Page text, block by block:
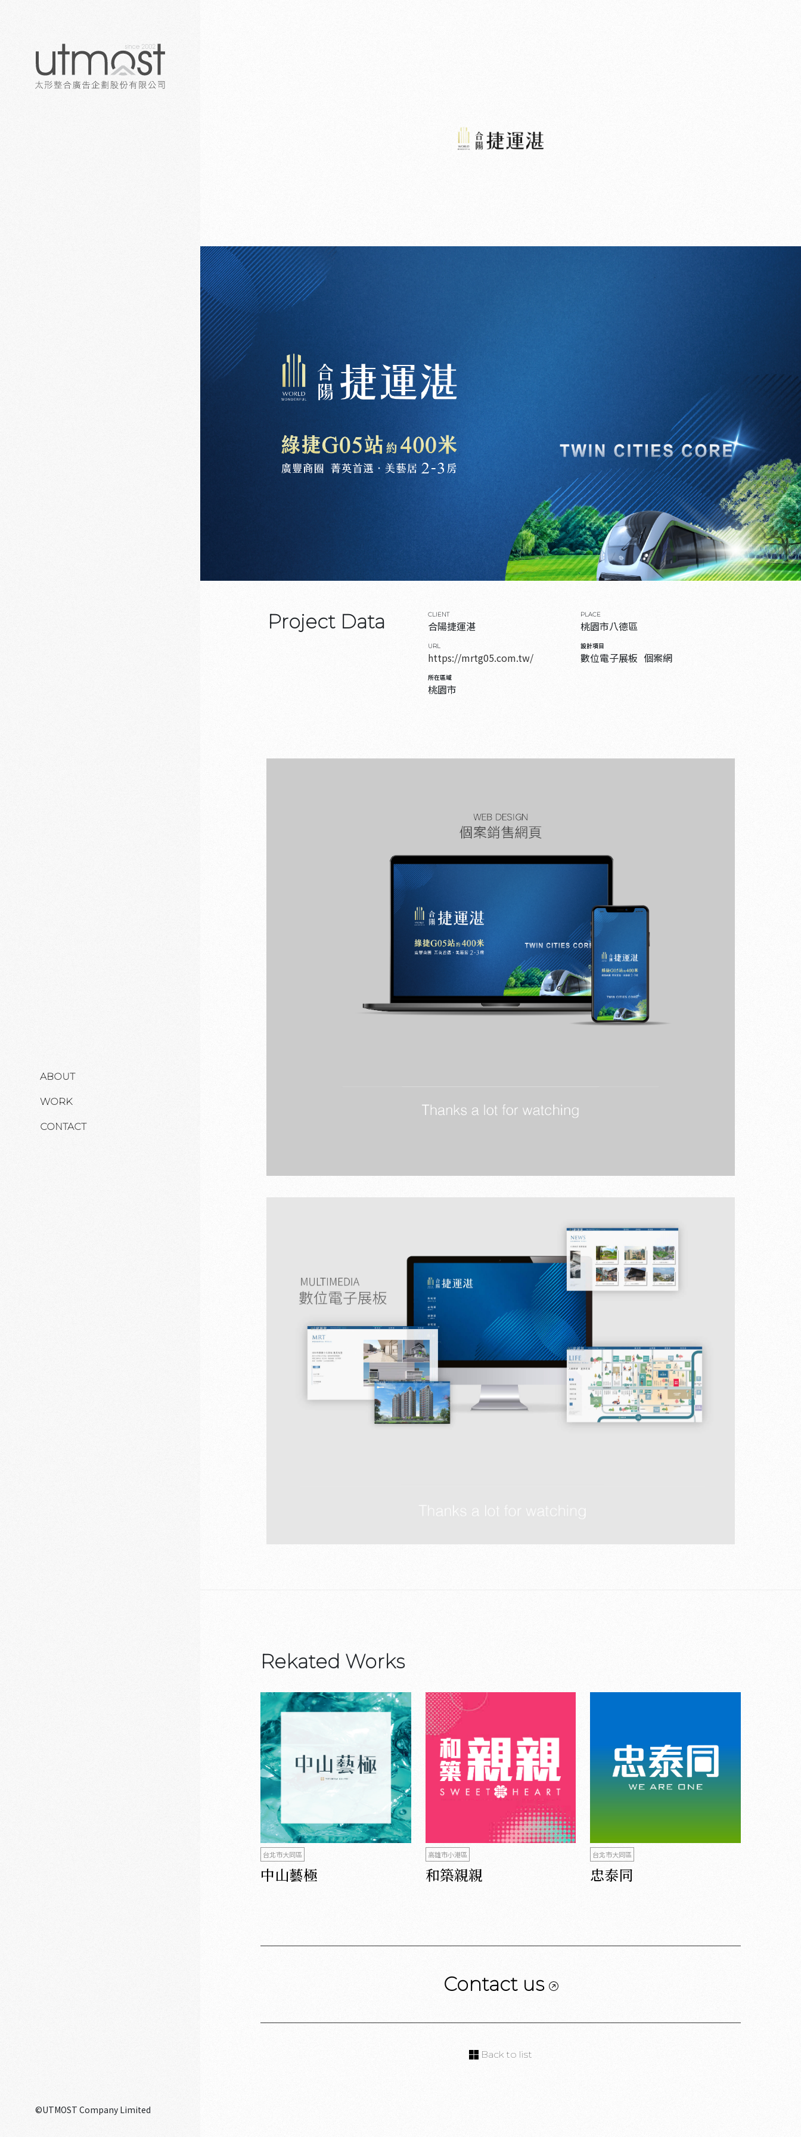
ABOUT
WORK
CONTACT
©UTMOST Company Limited
Project Data CLIENT
合陽捷運湛
PLACE
桃園市八德區
URL
https://mrtg05.com.tw/
設計項目
數位電子展板 個案網
所在區域
桃園市
Rekated Works
台北市大同區
中山藝極
高雄市小港區
和築親親
台北市大同區
忠泰同
Contact us
Back to list